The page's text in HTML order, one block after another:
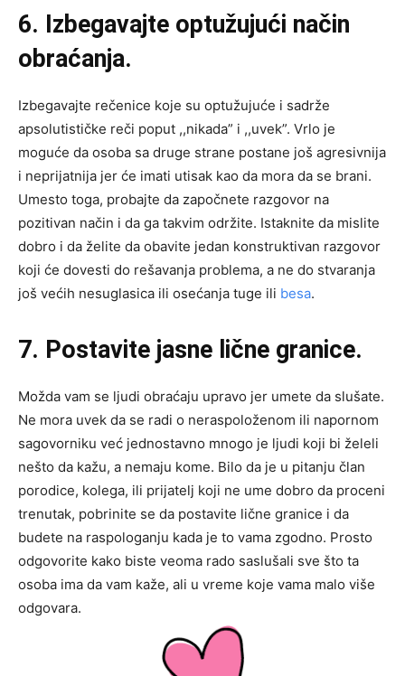
6. Izbegavajte optužujući način
obraćanja.
Izbegavajte rečenice koje su optužujuće i sadrže
apsolutističke reči poput ,,nikada” i ,,uvek”. Vrlo je
moguće da osoba sa druge strane postane još agresivnija
i neprijatnija jer će imati utisak kao da mora da se brani.
Umesto toga, probajte da započnete razgovor na
pozitivan način i da ga takvim održite. Istaknite da mislite
dobro i da želite da obavite jedan konstruktivan razgovor
koji će dovesti do rešavanja problema, a ne do stvaranja
još većih nesuglasica ili osećanja tuge ili besa.
7. Postavite jasne lične granice.
Možda vam se ljudi obraćaju upravo jer umete da slušate.
Ne mora uvek da se radi o neraspoloženom ili napornom
sagovorniku već jednostavno mnogo je ljudi koji bi želeli
nešto da kažu, a nemaju kome. Bilo da je u pitanju član
porodice, kolega, ili prijatelj koji ne ume dobro da proceni
trenutak, pobrinite se da postavite lične granice i da
budete na raspologanju kada je to vama zgodno. Prosto
odgovorite kako biste veoma rado saslušali sve što ta
osoba ima da vam kaže, ali u vreme koje vama malo više
odgovara.